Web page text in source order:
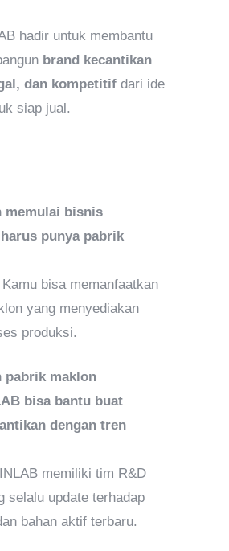
hadir untuk membantu
brand kecantikan
dan kompetitif dari ide
siap jual.
memulai bisnis
punya pabrik
bisa memanfaatkan
yang menyediakan
produksi.
pabrik maklon
bisa bantu buat
dengan tren
memiliki tim R&D
selalu update terhadap
bahan aktif terbaru.